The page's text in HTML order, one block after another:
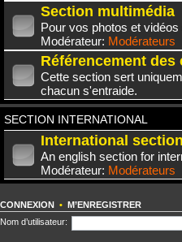
Section multimédia
Pour vos photos et vidéos
Modérateur: Modérateurs
Référencement des
Cette section sert
chacun s'entraide.
SECTION INTERNATIONAL
International section
An english section for
Modérateur: Modérateurs
CONNEXION • M’ENREGISTRER
Nom d’utilisateur: